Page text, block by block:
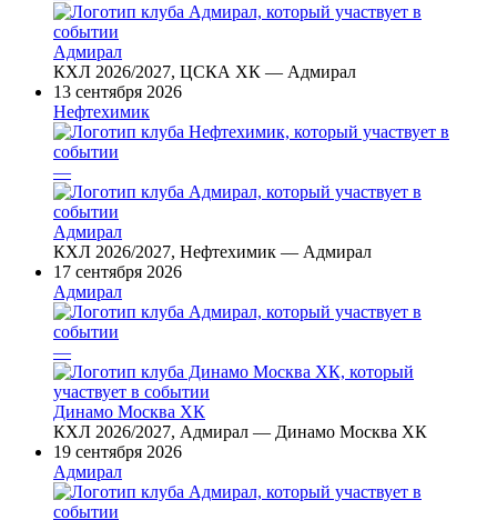
Адмирал
КХЛ 2026/2027, ЦСКА ХК — Адмирал
13 сентября 2026
Нефтехимик
—
Адмирал
КХЛ 2026/2027, Нефтехимик — Адмирал
17 сентября 2026
Адмирал
—
Динамо Москва ХК
КХЛ 2026/2027, Адмирал — Динамо Москва ХК
19 сентября 2026
Адмирал